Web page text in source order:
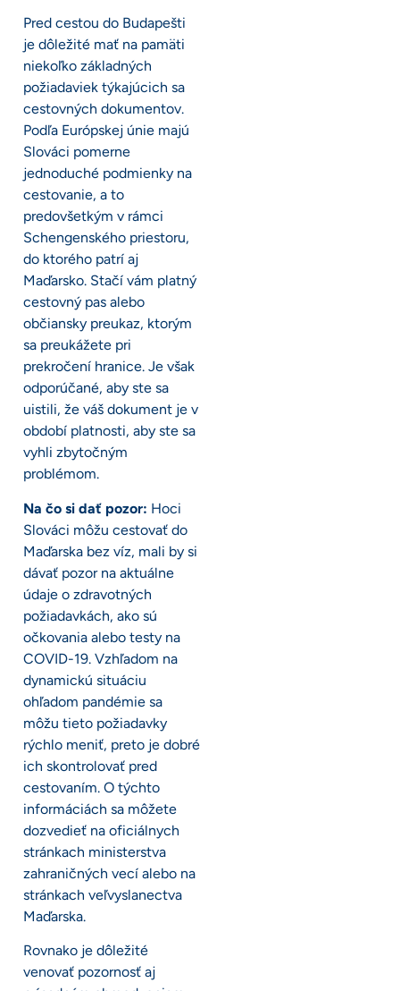
Pred cestou do Budapešti
je dôležité mať na pamäti
niekoľko základných
požiadaviek týkajúcich sa
cestovných dokumentov.
Podľa Európskej únie majú
Slováci pomerne
jednoduché podmienky na
cestovanie, a to
predovšetkým v rámci
Schengenského priestoru,
do ktorého patrí aj
Maďarsko. Stačí vám platný
cestovný pas alebo
občiansky preukaz, ktorým
sa preukážete pri
prekročení hranice. Je však
odporúčané, aby ste sa
uistili, že váš dokument je v
období platnosti, aby ste sa
vyhli zbytočným
problémom.
Na čo si dať pozor: Hoci
Slováci môžu cestovať do
Maďarska bez víz, mali by si
dávať pozor na aktuálne
údaje o zdravotných
požiadavkách, ako sú
očkovania alebo testy na
COVID-19. Vzhľadom na
dynamickú situáciu
ohľadom pandémie sa
môžu tieto požiadavky
rýchlo meniť, preto je dobré
ich skontrolovať pred
cestovaním. O týchto
informáciách sa môžete
dozvedieť na oficiálnych
stránkach ministerstva
zahraničných vecí alebo na
stránkach veľvyslanectva
Maďarska.
Rovnako je dôležité
venovať pozornosť aj